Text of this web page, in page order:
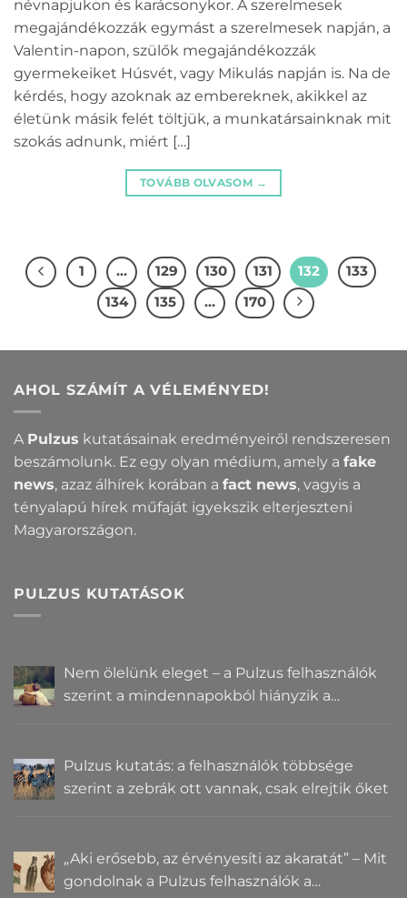
névnapjukon és karácsonykor. A szerelmesek
megajándékozzák egymást a szerelmesek napján, a
Valentin-napon, szülők megajándékozzák
gyermekeiket Húsvét, vagy Mikulás napján is. Na de
kérdés, hogy azoknak az embereknek, akikkel az
életünk másik felét töltjük, a munkatársainknak mit
szokás adnunk, miért […]
TOVÁBB OLVASOM →
1 … 129 130 131 132
133
134
135 … 170
AHOL SZÁMÍT A VÉLEMÉNYED!
A Pulzus kutatásainak eredményeiről rendszeresen
beszámolunk. Ez egy olyan médium, amely a fake
news, azaz álhírek korában a fact news, vagyis a
tényalapú hírek műfaját igyekszik elterjeszteni
Magyarországon.
PULZUS KUTATÁSOK
Nem ölelünk eleget – a Pulzus felhasználók
szerint a mindennapokból hiányzik a
Pulzus kutatás: a felhasználók többsége
szerint a zebrák ott vannak, csak elrejtik őket
„Aki erősebb, az érvényesíti az akaratát” – Mit
gondolnak a Pulzus felhasználók a